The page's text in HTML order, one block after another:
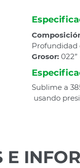
Profundidad
Grosor: 022”
Sublime a
usando
E